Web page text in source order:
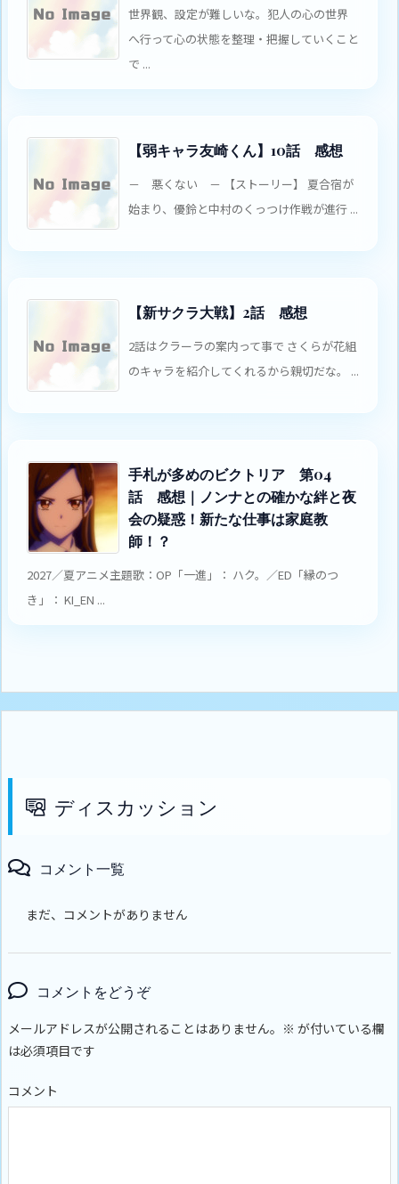
世界観、設定が難しいな。犯人の心の世界
へ行って心の状態を整理・把握していくこと
で ...
【弱キャラ友崎くん】10話 感想
－ 悪くない － 【ストーリー】 夏合宿が
始まり、優鈴と中村のくっつけ作戦が進行 ...
【新サクラ大戦】2話 感想
2話はクラーラの案内って事で さくらが花組
のキャラを紹介してくれるから親切だな。 ...
手札が多めのビクトリア 第04
話 感想｜ノンナとの確かな絆と夜
会の疑惑！新たな仕事は家庭教
師！？
2027／夏アニメ主題歌：OP「一進」： ハク。／ED「縁のつ
き」： KI_EN ...
ディスカッション
コメント一覧
まだ、コメントがありません
コメントをどうぞ
メールアドレスが公開されることはありません。 ※ が付いている欄
は必須項目です
コメント